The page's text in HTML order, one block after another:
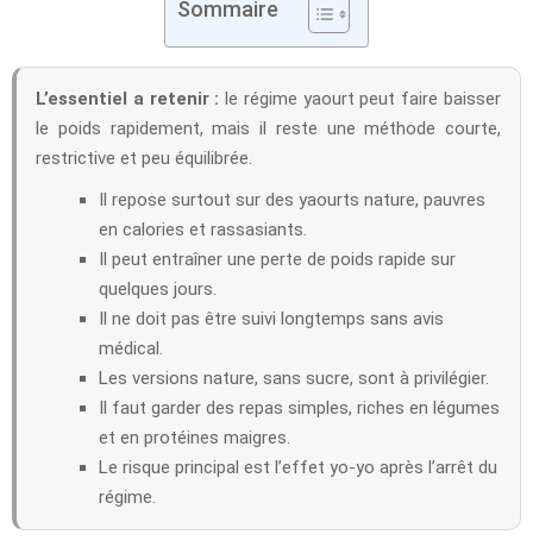
Sommaire
L’essentiel a retenir : le régime yaourt peut faire baisser
le poids rapidement, mais il reste une méthode courte,
restrictive et peu équilibrée.
Il repose surtout sur des yaourts nature, pauvres
en calories et rassasiants.
Il peut entraîner une perte de poids rapide sur
quelques jours.
Il ne doit pas être suivi longtemps sans avis
médical.
Les versions nature, sans sucre, sont à privilégier.
Il faut garder des repas simples, riches en légumes
et en protéines maigres.
Le risque principal est l’effet yo-yo après l’arrêt du
régime.